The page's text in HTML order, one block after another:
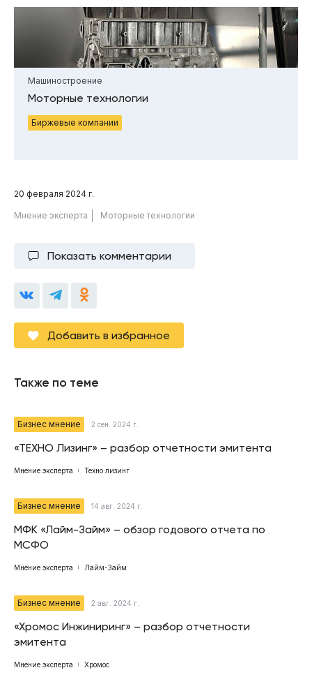
Машиностроение
Моторные технологии
Биржевые компании
20 февраля 2024 г.
Мнение эксперта Моторные технологии
Показать комментарии
Добавить в избранное
Также по теме
Бизнес мнение 2 сен. 2024 г.
«ТЕХНО Лизинг» – разбор отчетности эмитента
Мнение эксперта Техно лизинг
Бизнес мнение 14 авг. 2024 г.
МФК «Лайм-Займ» – обзор годового отчета по
МСФО
Мнение эксперта Лайм-Займ
Бизнес мнение 2 авг. 2024 г.
«Хромос Инжиниринг» – разбор отчетности
эмитента
Мнение эксперта Хромос